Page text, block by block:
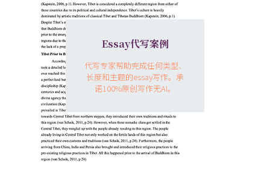
Essay代写案例
代写专家帮助完成任何类型、
长度和主题的essay写作。承
诺100%原创写作无AI。